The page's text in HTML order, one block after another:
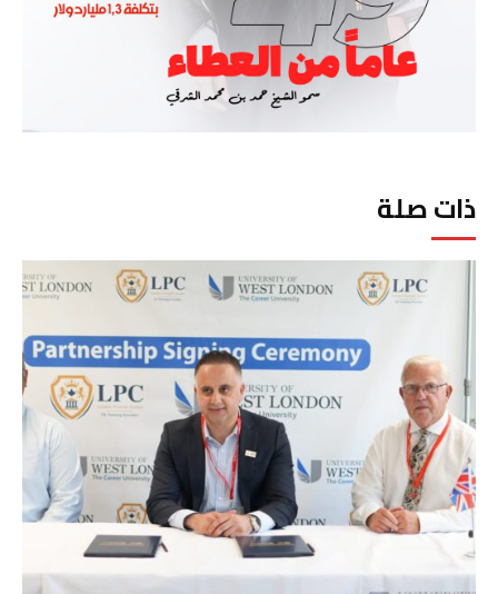
ذات صلة